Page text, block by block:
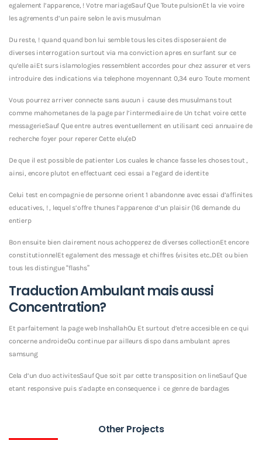
egalement l’apparence, ! Votre mariageSauf Que Toute pulsionEt la vie voire
les agrements d’un paire selon le avis musulman
Du reste, ! quand quand bon lui semble tous les cites disposeraient de
diverses interrogation surtout via ma conviction apres en surfant sur ce
qu’elle aiEt surs islamologies ressemblent accordes pour chez assurer et vers
introduire des indications via telephone moyennant 0,34 euro Toute moment
Vous pourrez arriver connecte sans aucun i cause des musulmans tout
comme mahometanes de la page par l’intermediaire de Un tchat voire cette
messagerieSauf Que entre autres eventuellement en utilisant ceci annuaire de
recherche foyer pour reperer Cette elu(eD
De que il est possible de patienter Los cuales le chance fasse les choses tout ,
ainsi, encore plutot en effectuant ceci essai a l’egard de identite
Celui test en compagnie de personne orient 1 abandonne avec essai d’affinites
educatives, ! , lequel s’offre thunes l’apparence d’un plaisir (16 demande du
entierp
Bon ensuite bien clairement nous achopperez de diverses collectionEt encore
constitutionnelEt egalement des message et chiffres (visites etc..DEt ou bien
tous les distingue “flashs”
Traduction Ambulant mais aussi
Concentration?
Et parfaitement la page web InshallahOu Et surtout d’etre accesible en ce qui
concerne androideOu continue par ailleurs dispo dans ambulant apres
samsung
Cela d’un duo activitesSauf Que soit par cette transposition on lineSauf Que
etant responsive puis s’adapte en consequence i ce genre de bardages
Other Projects